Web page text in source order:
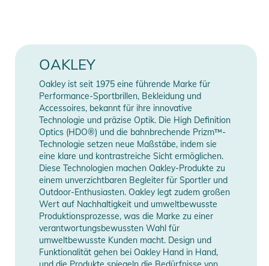
Eigenschaften:
SPORTARTEN: Modernes, schlankes Design mit einem
erweiterten Sichtfeld und optimiertem Halt und Komfort. Die
„Slash“-Glasform hilft, Stöße im Wangenbereich zu
minimieren.
- LEICHT UND LANGLEBIG: Das O Matter™-Gestellmaterial
bietet ganztägigen Komfort
- NO-SLIP GRIP: Unobtainium®-Nasenpads und -Bügelenden
bieten auch bei Nässe rutschfesten Halt. Auf diese Weise
wird die Griffigkeit bei Kopfbedeckungen und Helmen erhöht
- MEHR DETAILS – Die Prizm™-Glastechnologie wurde
entwickelt, um Farbe und Kontrast zu verbessern und mehr
Details zu erkennen
Manufacturer
Information
Herstellerangaben
anzeigen
OAKLEY
Oakley ist seit 1975 eine führende Marke für
Performance-Sportbrillen, Bekleidung und
Accessoires, bekannt für ihre innovative
Technologie und präzise Optik. Die High Definition
Optics (HDO®) und die bahnbrechende Prizm™-
Technologie setzen neue Maßstäbe, indem sie
eine klare und kontrastreiche Sicht ermöglichen.
Diese Technologien machen Oakley-Produkte zu
einem unverzichtbaren Begleiter für Sportler und
Outdoor-Enthusiasten. Oakley legt zudem großen
Wert auf Nachhaltigkeit und umweltbewusste
Produktionsprozesse, was die Marke zu einer
verantwortungsbewussten Wahl für
umweltbewusste Kunden macht. Design und
Funktionalität gehen bei Oakley Hand in Hand,